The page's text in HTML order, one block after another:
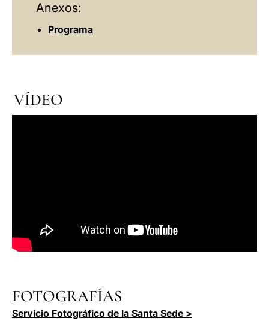
Anexos:
Programa
VÍDEO
FOTOGRAFÍAS
Servicio Fotográfico de la Santa Sede >